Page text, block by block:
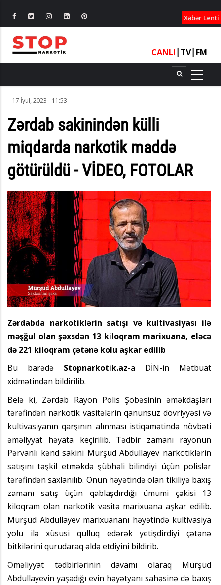
Xəbər Lenti
CANLI TV┃ FM
17 İyul, 2023 - 11:53
Zərdab sakinindən külli
miqdarda narkotik maddə
götürüldü - VİDEO, FOTOLAR
Zərdabda narkotiklərin satışı və kultivasiyası ilə
məşğul olan şəxsdən 13 kiloqram marixuana, eləcə
də 221 kiloqram çətənə kolu aşkar edilib
Bu barədə Stopnarkotik.az-a DİN-in Mətbuat
xidmətindən bildirilib.
Belə ki, Zərdab Rayon Polis Şöbəsinin əməkdaşları
tərəfindən narkotik vasitələrin qanunsuz dövriyyəsi və
kultivasiyanın qarşının alınması istiqamətində növbəti
əməliyyat həyata keçirilib. Tədbir zamanı rayonun
Pərvanlı kənd sakini Mürşüd Abdullayev narkotiklərin
satışını təşkil etməkdə şübhəli bilindiyi üçün polislər
tərəfindən saxlanılıb. Onun həyətində olan tikiliyə baxış
zamanı satış üçün qablaşdırdığı ümumi çəkisi 13
kiloqram olan narkotik vasitə marixuana aşkar edilib.
Mürşüd Abdullayev marixuananı həyətində kultivasiya
yolu ilə xüsusi qulluq edərək yetişdirdiyi çətənə
bitkilərini qurudaraq əldə etdiyini bildirib.
Əməliyyat tədbirlərinin davamı olaraq Mürşüd
Abdullayevin yaşadığı evin həyətyanı sahəsinə də baxış